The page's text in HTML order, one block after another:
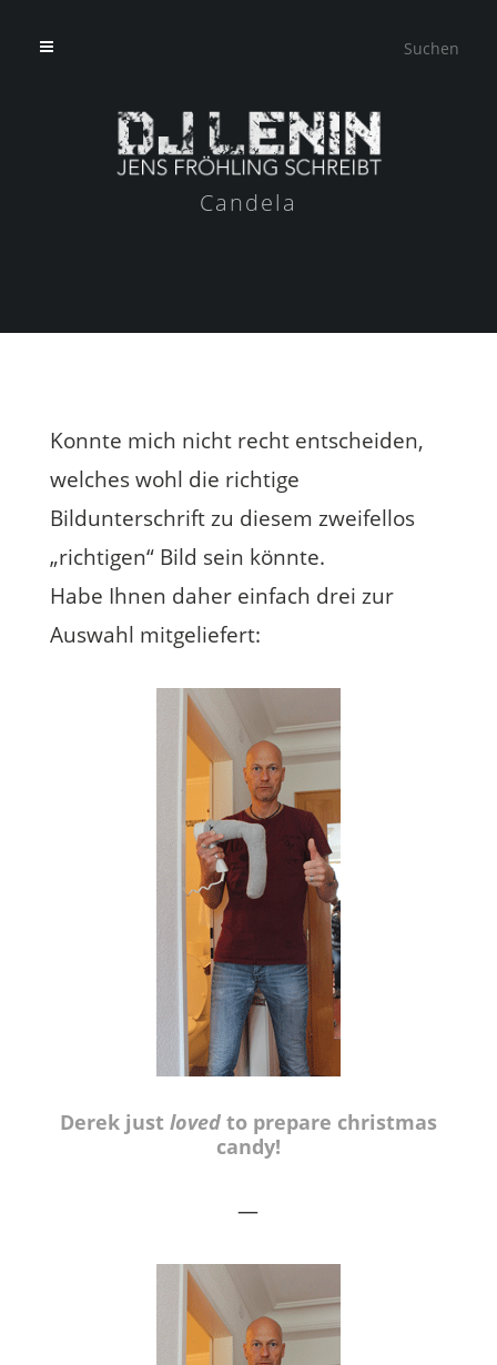
Candela
Konnte mich nicht recht entscheiden,
welches wohl die richtige
Bildunterschrift zu diesem zweifellos
„richtigen“ Bild sein könnte.
Habe Ihnen daher einfach drei zur
Auswahl mitgeliefert:
Derek just lovedto prepare christmas
candy!
—